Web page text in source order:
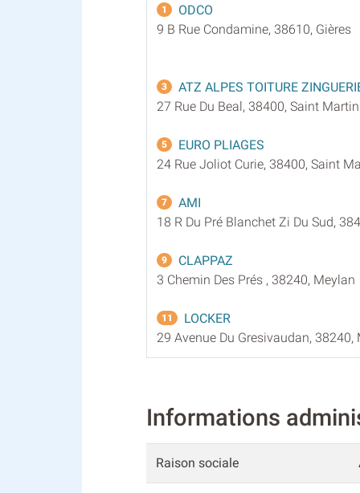
1
ODCO
9 B Rue Condamine, 38610, Gières
3
ATZ ALPES TOITURE
27 Rue Du Beal, 38400, Saint
5
EURO PLIAGES
24 Rue Joliot Curie, 38400, Saint
7
AMI
18 R Du Pré Blanchet Zi Du Sud,
9
CLAPPAZ
3 Chemin Des Prés , 38240, Meylan
11
LOCKER
29 Avenue Du Gresivaudan, 38240,
Informations
Raison sociale